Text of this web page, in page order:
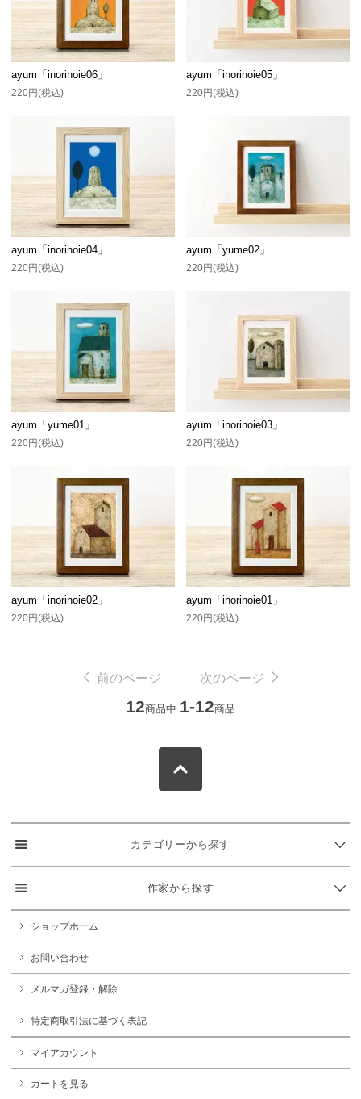
ayum「inorinoie06」
220円(税込)
ayum「inorinoie05」
220円(税込)
ayum「inorinoie04」
220円(税込)
ayum「yume02」
220円(税込)
ayum「yume01」
220円(税込)
ayum「inorinoie03」
220円(税込)
ayum「inorinoie02」
220円(税込)
ayum「inorinoie01」
220円(税込)
前のページ 次のページ
12商品中 1-12商品
カテゴリーから探す
作家から探す
ショップホーム
お問い合わせ
メルマガ登録・解除
特定商取引法に基づく表記
マイアカウント
カートを見る